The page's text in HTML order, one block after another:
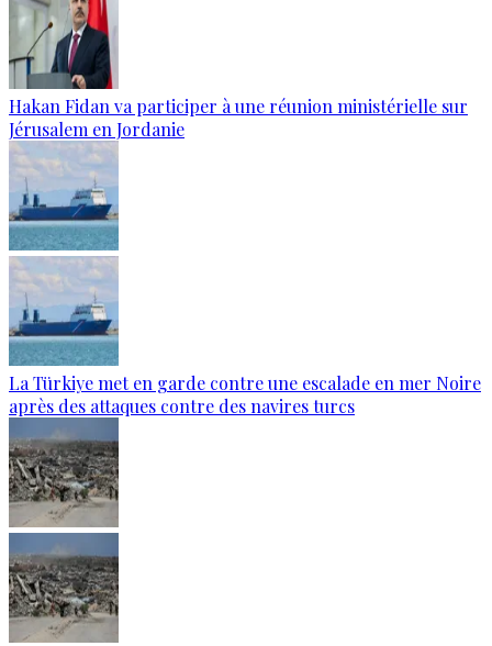
Hakan Fidan va participer à une réunion ministérielle sur
Jérusalem en Jordanie
La Türkiye met en garde contre une escalade en mer Noire
après des attaques contre des navires turcs